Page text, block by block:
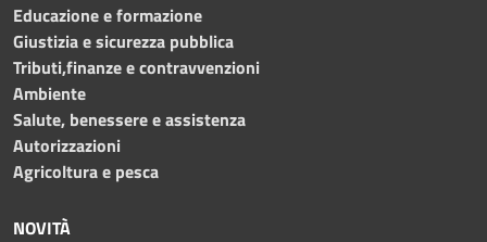
Educazione e formazione
Giustizia e sicurezza pubblica
Tributi,finanze e contravvenzioni
Ambiente
Salute, benessere e assistenza
Autorizzazioni
Agricoltura e pesca
NOVITÀ